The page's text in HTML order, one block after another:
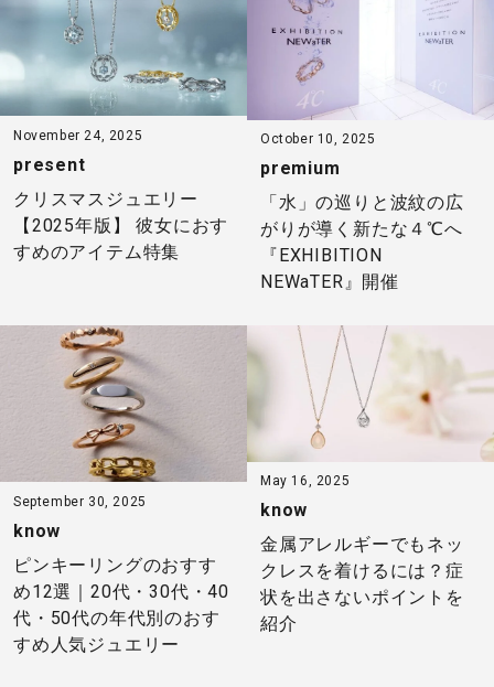
November 24, 2025
present
クリスマスジュエリー
【2025年版】 彼女におす
すめのアイテム特集
October 10, 2025
premium
「水」の巡りと波紋の広
がりが導く新たな４℃へ
『EXHIBITION
NEWaTER』開催
September 30, 2025
know
ピンキーリングのおすす
め12選｜20代・30代・40
代・50代の年代別のおす
すめ人気ジュエリー
May 16, 2025
know
金属アレルギーでもネッ
クレスを着けるには？症
状を出さないポイントを
紹介